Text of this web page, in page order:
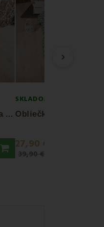
O
bliečky z mikroplyšu Alma EMI
SKLADOM
27,90 €
39,90 €
›